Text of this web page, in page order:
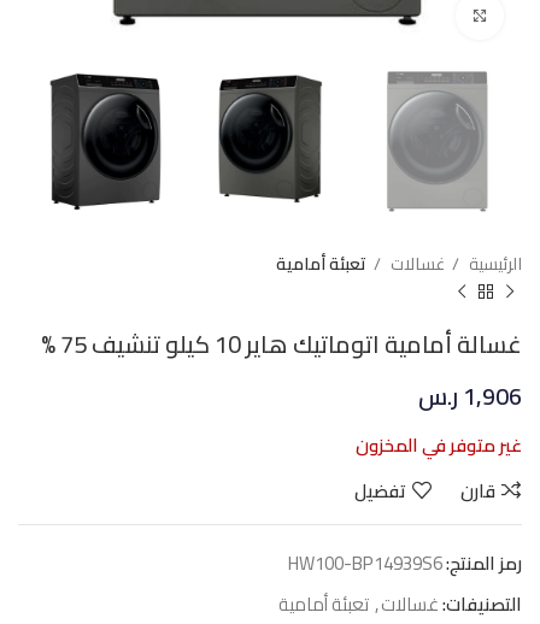
Click to enlarge
الرئيسية غسالات تعبئة أمامية
غسالة أمامية اتوماتيك هاير 10 كيلو تنشيف 75 %
1,906ر.س
غير متوفر في المخزون
قارن
تفضيل
رمز المنتج:HW100-BP14939S6
التصنيفات:غسالات,تعبئة أمامية